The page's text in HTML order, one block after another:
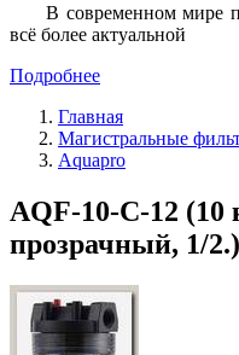
В современном мире
всё более актуальной
Подробнее
Главная
Магистральные
Aquapro
AQF-10-С-12 (10
прозрачный, 1/